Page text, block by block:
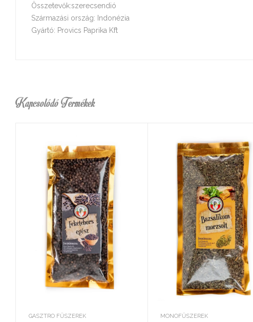
Összetevők:szerecsendió
Származási ország: Indonézia
Gyártó: Provics Paprika Kft
Kapcsolódó Termékek
GASZTRO FŰSZEREK MONOFŰSZEREK